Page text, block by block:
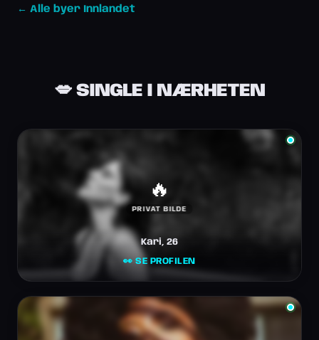
← Alle byer Innlandet
💋 SINGLE I NÆRHETEN
🔥
PRIVAT BILDE
Kari, 26
👀 SE PROFILEN